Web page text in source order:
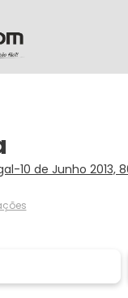
10 de Junho 2013,